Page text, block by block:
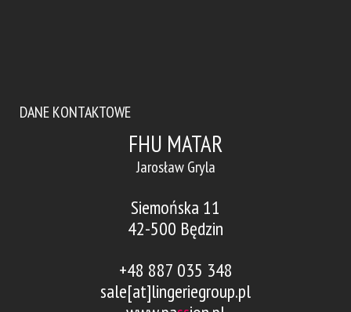
DANE KONTAKTOWE
FHU MATAR
Jarosław Gryla
Siemońska 11
42-500 Będzin
+48 887 035 348
sale[at]lingeriegroup.pl